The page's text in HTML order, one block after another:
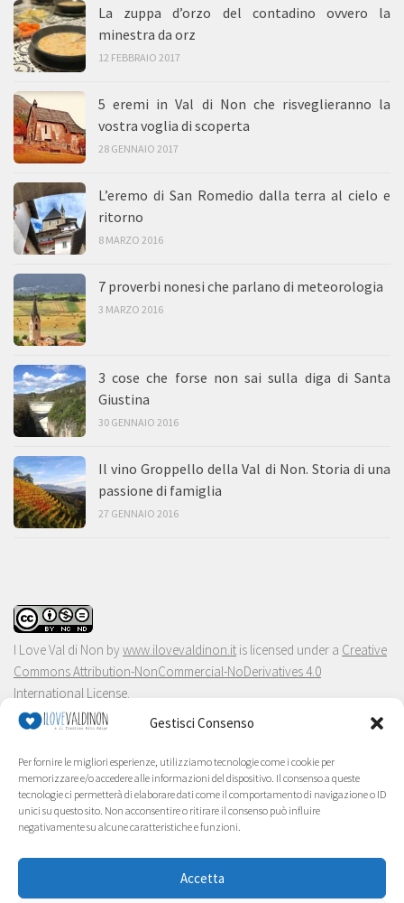
Gestisci Consenso
Per fornire le migliori esperienze, utilizziamo tecnologie come i cookie per
memorizzare e/o accedere alle informazioni del dispositivo. Il consenso a queste
tecnologie ci permetterà di elaborare dati come il comportamento di navigazione o ID
unici su questo sito. Non acconsentire o ritirare il consenso può influire
negativamente su alcune caratteristiche e funzioni.
Accetta
La zuppa d’orzo del contadino ovvero la
minestra da orz
12 FEBBRAIO 2017
5 eremi in Val di Non che risveglieranno la
vostra voglia di scoperta
28 GENNAIO 2017
L’eremo di San Romedio dalla terra al cielo e
ritorno
8 MARZO 2016
7 proverbi nonesi che parlano di meteorologia
3 MARZO 2016
3 cose che forse non sai sulla diga di Santa
Giustina
30 GENNAIO 2016
Il vino Groppello della Val di Non. Storia di una
passione di famiglia
27 GENNAIO 2016
I Love Val di Non bywww.ilovevaldinon.it is licensed under a Creative
Commons Attribution-NonCommercial-NoDerivatives 4.0
International License